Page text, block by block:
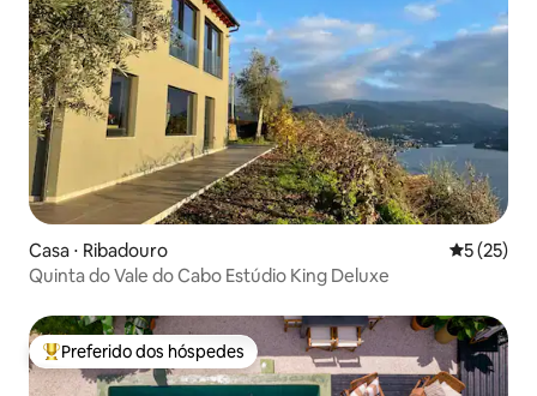
Casa ⋅ Ribadouro 5 de uma
5 (25)
Quinta do Vale do Cabo Estúdio King Deluxe
Entre os melhores preferidos dos hóspedes
Preferido dos hóspedes